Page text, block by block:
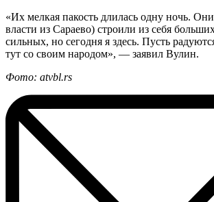
«Их мелкая пакость длилась одну ночь.
власти из Сараево) строили из себя
сильных, но сегодня я здесь. Пусть
тут со своим народом», — заявил Вулин.
Фото: atvbl.rs